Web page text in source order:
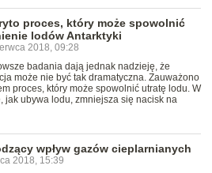
proces, który może spowolnić
lodów Antarktyki
2018, 09:28
badania dają jednak nadzieję, że
może nie być tak dramatyczna. Zauważono
proces, który może spowolnić utratę lodu. W
jak ubywa lodu, zmniejsza się nacisk na
wpływ gazów cieplarnianych
2018, 15:39